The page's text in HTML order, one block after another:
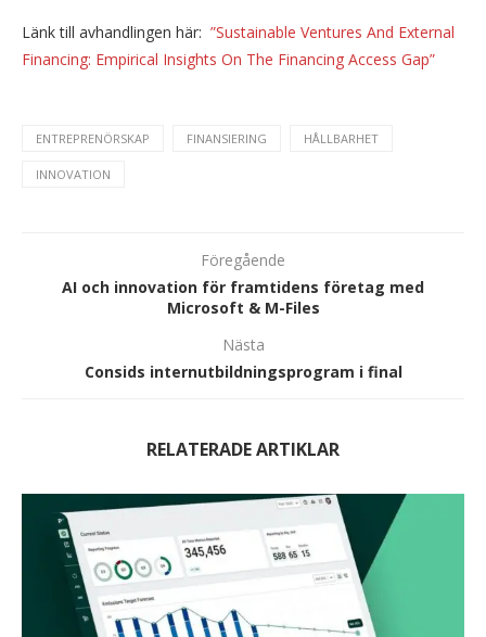
Länk till avhandlingen här: ”Sustainable Ventures And External
Financing: Empirical Insights On The Financing Access Gap”
ENTREPRENÖRSKAP FINANSIERING HÅLLBARHET
INNOVATION
Föregående
AI och innovation för framtidens företag med
Microsoft & M-Files
Nästa
Consids internutbildningsprogram i final
RELATERADE ARTIKLAR